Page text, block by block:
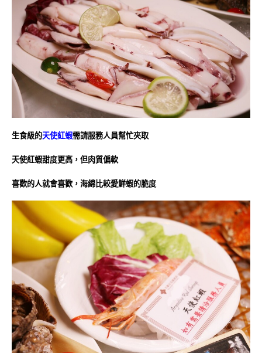
生食級的天使紅蝦需請服務人員幫忙夾取
天使紅蝦甜度更高，但肉質偏軟
喜歡的人就會喜歡，海綿比較愛鮮蝦的脆度